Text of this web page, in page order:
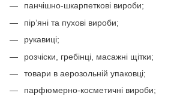
панчішно-шкарпеткові вироби;
пір’яні та пухові вироби;
рукавиці;
розчіски, гребінці, масажні щітки;
товари в аерозольній упаковці;
парфюмерно-косметичні вироби;